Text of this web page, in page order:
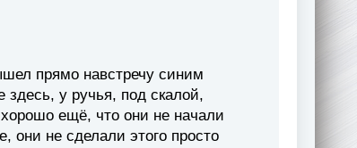
прямо навстречу синим
здесь, у ручья, под скалой,
ещё, что они не начали
они не сделали этого просто